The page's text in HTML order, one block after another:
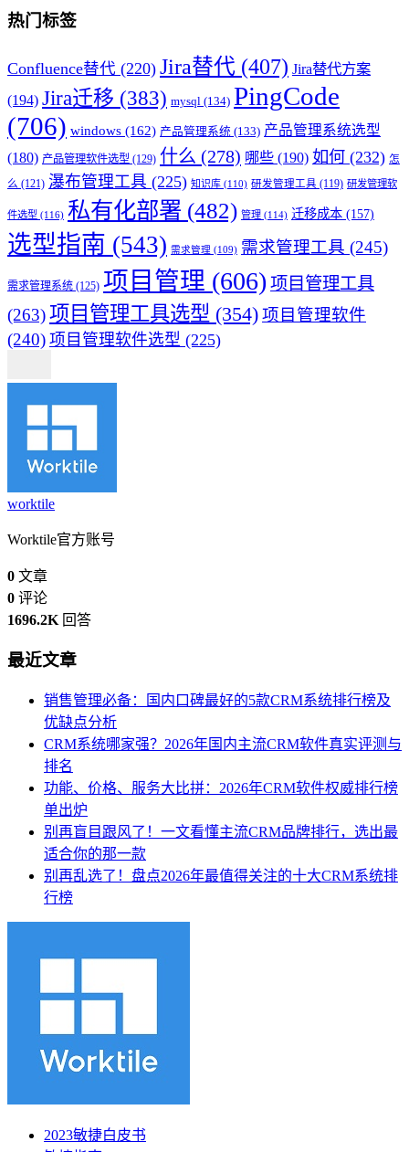
热门标签
Confluence替代 (220) Jira替代 (407) Jira替代方案
(194) Jira迁移 (383) mysql (134) PingCode
(706) windows (162) 产品管理系统 (133) 产品管理系统选型
(180) 产品管理软件选型 (129) 什么 (278) 哪些 (190) 如何 (232) 怎
么 (121) 瀑布管理工具 (225) 知识库 (110) 研发管理工具 (119) 研发管理软
件选型 (116) 私有化部署 (482) 管理 (114) 迁移成本 (157)
选型指南 (543) 需求管理 (109) 需求管理工具 (245)
需求管理系统 (125) 项目管理 (606) 项目管理工具
(263)项目管理工具选型 (354) 项目管理软件
(240) 项目管理软件选型 (225)
worktile
Worktile官方账号
0 文章
0 评论
1696.2K 回答
最近文章
销售管理必备：国内口碑最好的5款CRM系统排行榜及
优缺点分析
CRM系统哪家强？2026年国内主流CRM软件真实评测与
排名
功能、价格、服务大比拼：2026年CRM软件权威排行榜
单出炉
别再盲目跟风了！一文看懂主流CRM品牌排行，选出最
适合你的那一款
别再乱选了！盘点2026年最值得关注的十大CRM系统排
行榜
2023敏捷白皮书